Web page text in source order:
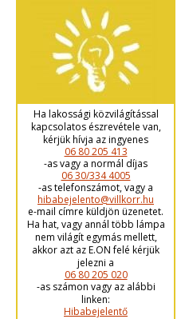
Ha lakossági közvilágítással
kapcsolatos észrevétele van,
kérjük hívja az ingyenes
06 80 205 413
-as vagy a normál díjas
06 30/334 4005
-as telefonszámot, vagy a
hibabejelento@villkorr.hu
e-mail címre küldjön üzenetet.
Ha hat, vagy annál több lámpa
nem világít egymás mellett,
akkor azt az E.ON felé kérjük
jelezni a
06 80 205 020
-as számon vagy az alábbi
linken:
Hibabejelentő